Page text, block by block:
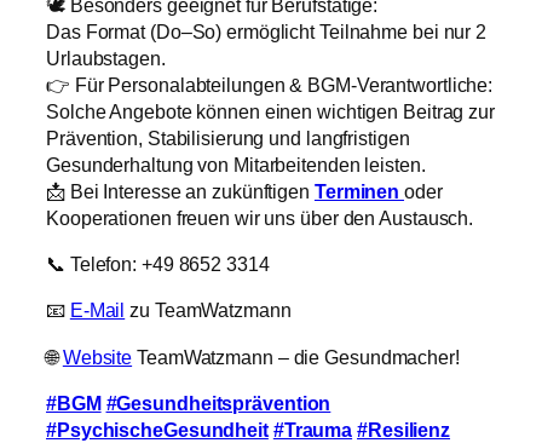
🕊️ Besonders geeignet für Berufstätige:
Das Format (Do–So) ermöglicht Teilnahme bei nur 2
Urlaubstagen.
👉 Für Personalabteilungen & BGM-Verantwortliche:
Solche Angebote können einen wichtigen Beitrag zur
Prävention, Stabilisierung und langfristigen
Gesunderhaltung von Mitarbeitenden leisten.
📩 Bei Interesse an zukünftigen Terminenoder
Kooperationen freuen wir uns über den Austausch.
📞 Telefon: +49 8652 3314
📧 E-Mail zu TeamWatzmann
🌐Website TeamWatzmann – die Gesundmacher!
#BGM #Gesundheitsprävention
#PsychischeGesundheit #Trauma #Resilienz